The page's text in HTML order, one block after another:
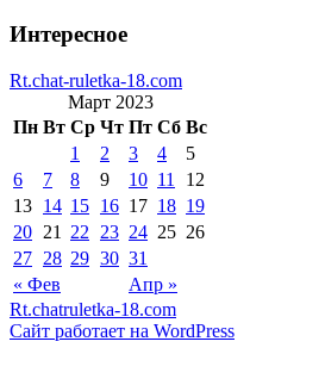
Интересное
Rt.chat-ruletka-18.com
Март 2023
Пн Вт Ср Чт Пт Сб Вс
« Фев Апр »
1 2 3 4
5
6
7 8 9 10 11
12
13 14 15 16 17 18 19
20 21 22 23 24 25 26
27 28 29 30 31
Rt.chatruletka-18.com
Сайт работает на WordPress